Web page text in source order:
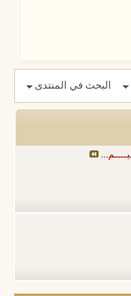
البحث في المنتدى